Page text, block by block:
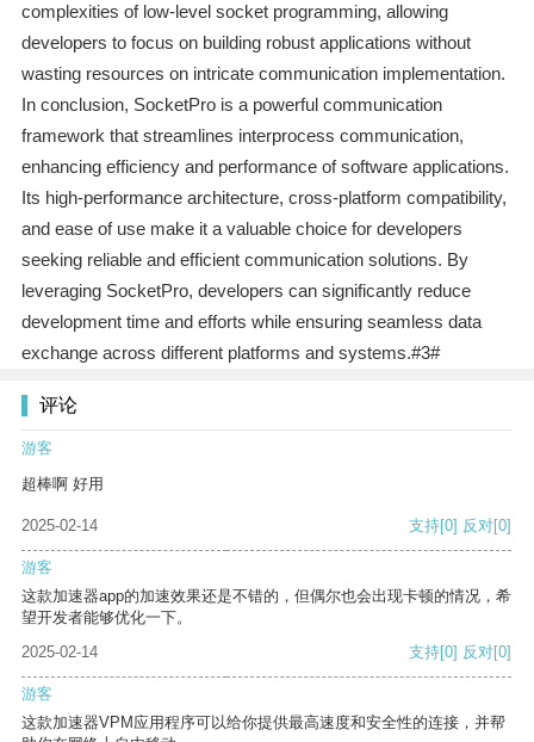
complexities of low-level socket programming, allowing
developers to focus on building robust applications without
wasting resources on intricate communication implementation.
In conclusion, SocketPro is a powerful communication
framework that streamlines interprocess communication,
enhancing efficiency and performance of software applications.
Its high-performance architecture, cross-platform compatibility,
and ease of use make it a valuable choice for developers
seeking reliable and efficient communication solutions. By
leveraging SocketPro, developers can significantly reduce
development time and efforts while ensuring seamless data
exchange across different platforms and systems.#3#
评论
游客
超棒啊 好用
2025-02-14 支持[0] 反对[0]
游客
这款加速器app的加速效果还是不错的，但偶尔也会出现卡顿的情况，希
望开发者能够优化一下。
2025-02-14
支持[0] 反对[0]
游客
这款加速器VPM应用程序可以给你提供最高速度和安全性的连接，并帮